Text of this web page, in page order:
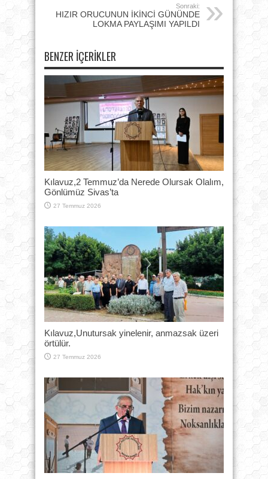
Sonraki:
HIZIR ORUCUNUN İKİNCİ GÜNÜNDE
LOKMA PAYLAŞIMI YAPILDI
BENZER İÇERIKLER
Kılavuz,2 Temmuz’da Nerede Olursak Olalım,
Gönlümüz Sivas’ta
27 Temmuz 2026
Kılavuz,Unutursak yinelenir, anmazsak üzeri
örtülür.
27 Temmuz 2026